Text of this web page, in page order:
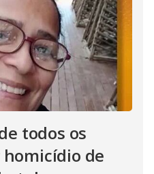
todos os
de